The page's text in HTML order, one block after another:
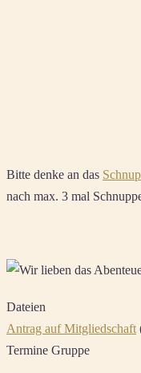
Bitte denke an das
nach max. 3 mal
Dateien
Antrag auf Mitgliedschaft
Termine Gruppe